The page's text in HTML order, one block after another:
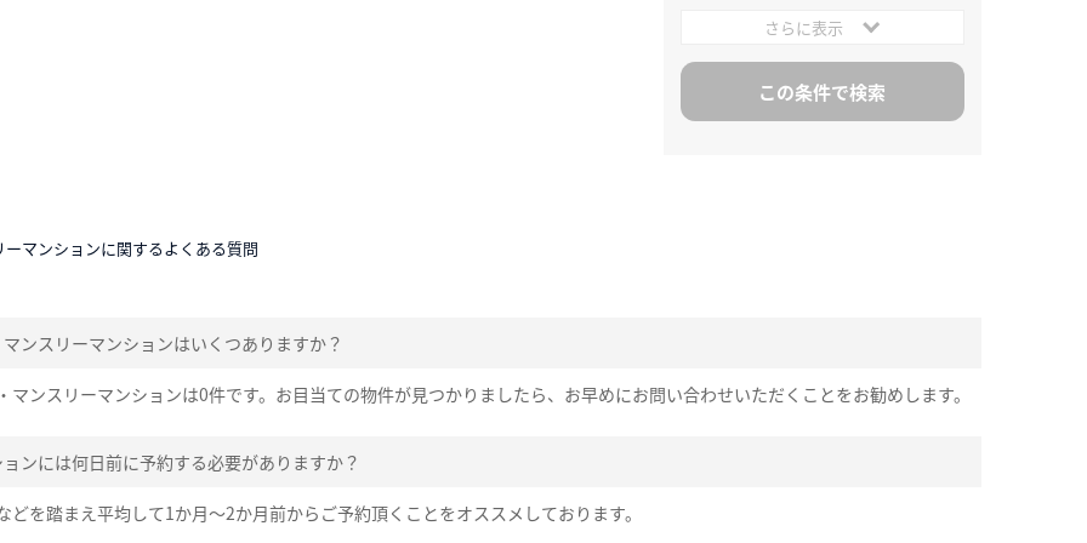
さらに表示
マンションに関するよくある質問
ンスリーマンションはいくつありますか？
ンスリーマンションは0件です。お目当ての物件が見つかりましたら、お早めにお問い合わせいただくことをお勧めします。
ンには何日前に予約する必要がありますか？
を踏まえ平均して1か月～2か月前からご予約頂くことをオススメしております。